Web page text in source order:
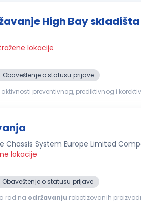
High Bay skladišta
lokacije
Obaveštenje o statusu prijave
Chassis System Europe Limited
lokacije
Obaveštenje o statusu prijave
rad na održavanju robotizovanih proizvodnih